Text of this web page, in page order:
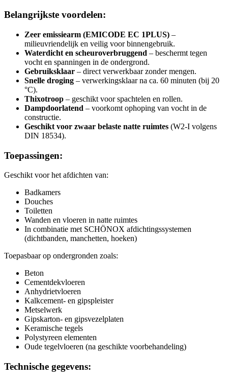
Belangrijkste voordelen:
Zeer emissiearm (EMICODE EC 1PLUS) –
milieuvriendelijk en veilig voor binnengebruik.
Waterdicht en scheuroverbruggend – beschermt tegen
vocht en spanningen in de ondergrond.
Gebruiksklaar – direct verwerkbaar zonder mengen.
Snelle droging – verwerkingsklaar na ca. 60 minuten (bij 20
°C).
Thixotroop – geschikt voor spachtelen en rollen.
Dampdoorlatend – voorkomt ophoping van vocht in de
constructie.
Geschikt voor zwaar belaste natte ruimtes (W2-I volgens
DIN 18534).
Toepassingen:
Geschikt voor het afdichten van:
Badkamers
Douches
Toiletten
Wanden en vloeren in natte ruimtes
In combinatie met SCHÖNOX afdichtingssystemen
(dichtbanden, manchetten, hoeken)
Toepasbaar op ondergronden zoals:
Beton
Cementdekvloeren
Anhydrietvloeren
Kalkcement- en gipspleister
Metselwerk
Gipskarton- en gipsvezelplaten
Keramische tegels
Polystyreen elementen
Oude tegelvloeren (na geschikte voorbehandeling)
Technische gegevens: